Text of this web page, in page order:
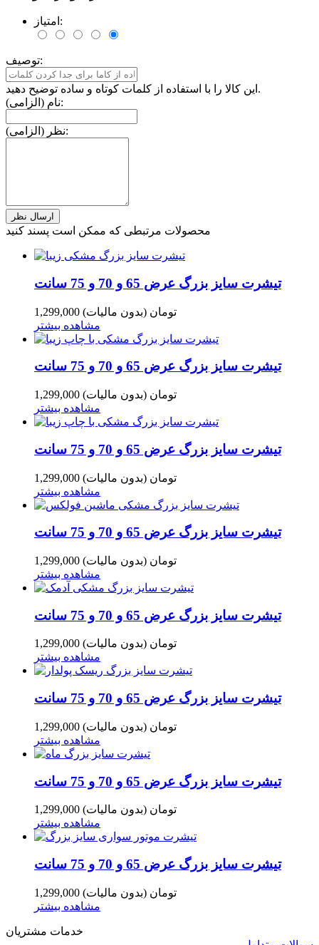
امتیاز:
توصیف:
این کالا را با استفاده از کلمات کوتاه و ساده توضیح دهید.
نام (الزامی):
نظر (الزامی):
محصولات مرتبطی که ممکن است پسند کنید
تیشرت سایز بزرگ عرض 65 و 70 و 75 سانت
1,299,000 تومان (بدون مالیات)
مشاهده بیشتر
تیشرت سایز بزرگ عرض 65 و 70 و 75 سانت
1,299,000 تومان (بدون مالیات)
مشاهده بیشتر
تیشرت سایز بزرگ عرض 65 و 70 و 75 سانت
1,299,000 تومان (بدون مالیات)
مشاهده بیشتر
تیشرت سایز بزرگ عرض 65 و 70 و 75 سانت
1,299,000 تومان (بدون مالیات)
مشاهده بیشتر
تیشرت سایز بزرگ عرض 65 و 70 و 75 سانت
1,299,000 تومان (بدون مالیات)
مشاهده بیشتر
تیشرت سایز بزرگ عرض 65 و 70 و 75 سانت
1,299,000 تومان (بدون مالیات)
مشاهده بیشتر
تیشرت سایز بزرگ عرض 65 و 70 و 75 سانت
1,299,000 تومان (بدون مالیات)
مشاهده بیشتر
تیشرت سایز بزرگ عرض 65 و 70 و 75 سانت
1,299,000 تومان (بدون مالیات)
مشاهده بیشتر
خدمات مشتریان